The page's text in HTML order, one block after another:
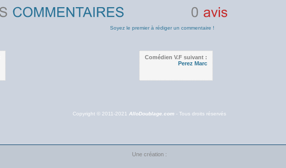
Soyez le premier à rédiger un commentaire !
Comédien V.F suivant :
Perez Marc
Copyright © 2011-2021 AlloDoublage.com - Tous droits réservés
Une création :